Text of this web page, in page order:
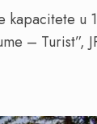
kapacitete u
– Turist”,